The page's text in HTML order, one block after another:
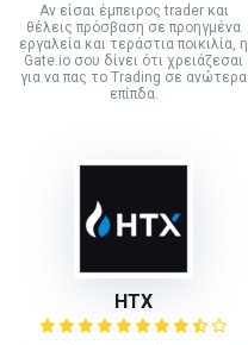
Αν είσαι έμπειρος trader και
θέλεις πρόσβαση σε προηγμένα
εργαλεία και τεράστια ποικιλία, η
Gate.io σου δίνει ότι χρειάζεσαι
για να πας το Trading σε ανώτερα
επίπδα.
HTX